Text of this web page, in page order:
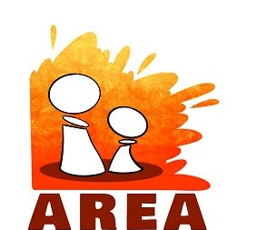
contenu
(Pressez
Entrée)